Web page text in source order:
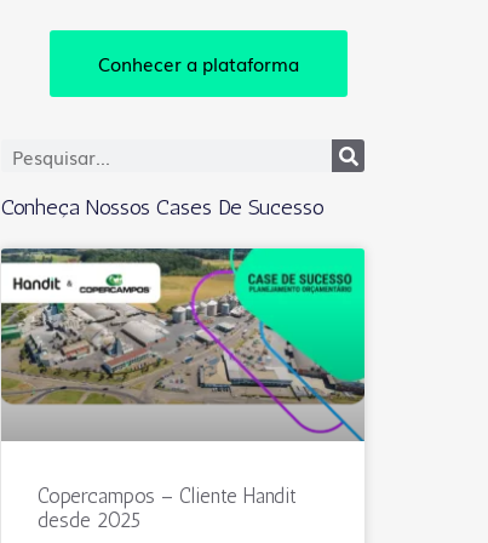
Conhecer a plataforma
Conheça Nossos Cases De Sucesso
Copercampos – Cliente Handit
desde 2025